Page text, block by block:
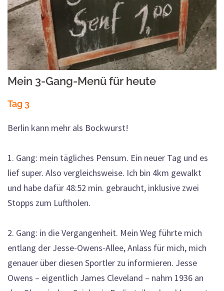
Mein 3-Gang-Menü für heute
Tag 3
Berlin kann mehr als Bockwurst!
1. Gang: mein tägliches Pensum. Ein neuer Tag und es
lief super. Also vergleichsweise. Ich bin 4km gewalkt
und habe dafür 48:52 min. gebraucht, inklusive zwei
Stopps zum Luftholen.
2. Gang: in die Vergangenheit. Mein Weg führte mich
entlang der Jesse-Owens-Allee, Anlass für mich, mich
genauer über diesen Sportler zu informieren. Jesse
Owens – eigentlich James Cleveland – nahm 1936 an